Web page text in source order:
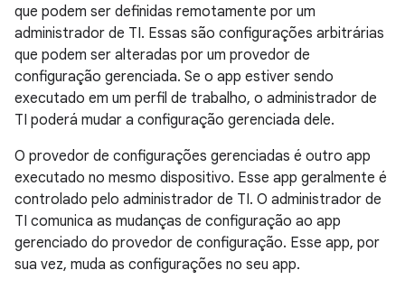
que podem ser definidas remotamente por um
administrador de TI. Essas são configurações arbitrárias
que podem ser alteradas por um provedor de
configuração gerenciada. Se o app estiver sendo
executado em um perfil de trabalho, o administrador de
TI poderá mudar a configuração gerenciada dele.
O provedor de configurações gerenciadas é outro app
executado no mesmo dispositivo. Esse app geralmente é
controlado pelo administrador de TI. O administrador de
TI comunica as mudanças de configuração ao app
gerenciado do provedor de configuração. Esse app, por
sua vez, muda as configurações no seu app.